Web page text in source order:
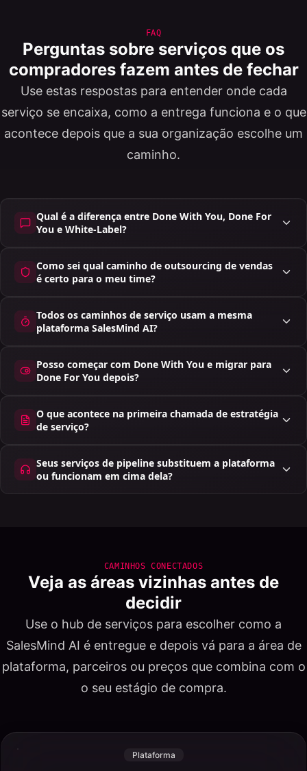
FAQ
Perguntas sobre serviços que os
compradores fazem antes de fechar
Use estas respostas para entender onde cada
serviço se encaixa, como a entrega funciona e o que
acontece depois que a sua organização escolhe um
caminho.
Qual é a diferença entre Done With You, Done For
You e White-Label?
Como sei qual caminho de outsourcing de vendas
é certo para o meu time?
Todos os caminhos de serviço usam a mesma
plataforma SalesMind AI?
Posso começar com Done With You e migrar para
Done For You depois?
O que acontece na primeira chamada de estratégia
de serviço?
Seus serviços de pipeline substituem a plataforma
ou funcionam em cima dela?
CAMINHOS CONECTADOS
Veja as áreas vizinhas antes de
decidir
Use o hub de serviços para escolher como a
SalesMind AI é entregue e depois vá para a área de
plataforma, parceiros ou preços que combina com o
o seu estágio de compra.
Plataforma